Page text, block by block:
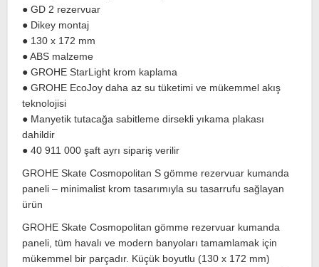
● GD 2 rezervuar
● Dikey montaj
● 130 x 172 mm
● ABS malzeme
● GROHE StarLight krom kaplama
● GROHE EcoJoy daha az su tüketimi ve mükemmel akış
teknolojisi
● Manyetik tutacağa sabitleme dirsekli yıkama plakası
dahildir
● 40 911 000 şaft ayrı sipariş verilir
GROHE Skate Cosmopolitan S gömme rezervuar kumanda
paneli – minimalist krom tasarımıyla su tasarrufu sağlayan
ürün
GROHE Skate Cosmopolitan gömme rezervuar kumanda
paneli, tüm havalı ve modern banyoları tamamlamak için
mükemmel bir parçadır. Küçük boyutlu (130 x 172 mm)